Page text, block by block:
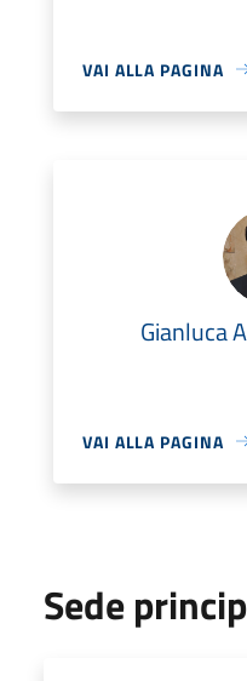
VAI ALLA PAGINA
Gianluca
VAI ALLA PAGINA
Sede